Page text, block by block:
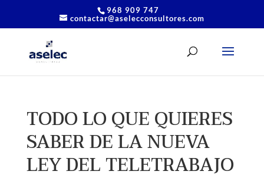
968 909 747
contactar@aselecconsultores.com
TODO LO QUE QUIERES
SABER DE LA NUEVA
LEY DEL TELETRABAJO